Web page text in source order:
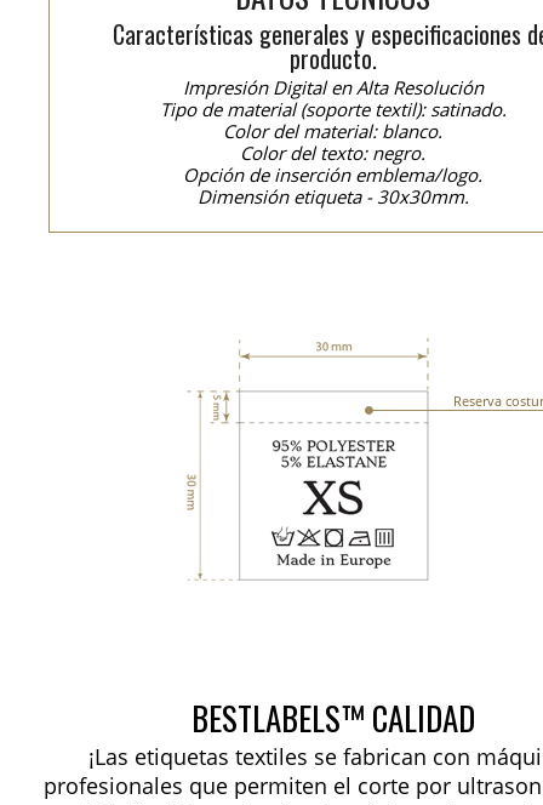
Características generales y especificaciones
producto.
Impresión Digital en Alta Resolución
Tipo de material (soporte textil): satinado.
Color del material: blanco.
Color del texto: negro.
Opción de inserción emblema/logo.
Dimensión etiqueta - 30x30mm.
Reserva
BESTLABELS™ CALIDAD
¡Las etiquetas textiles se fabrican con
profesionales que permiten el corte por